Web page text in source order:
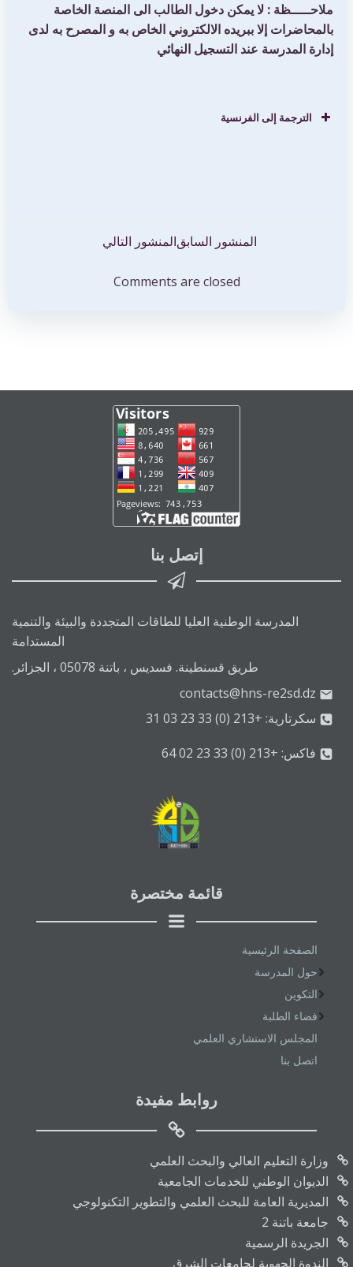
ملاحـــــظة : لا يمكن دخول الطالب الى المنصة الخاصة
بالمحاضرات إلا ببريده الالكتروني الخاص به و المصرح به لدى
إدارة المدرسة عند التسجيل النهائي
الترجمة إلى الفرنسية
المقالات
المنشور السابقتصفّح
المقالات
المنشور التالي
Comments are closed
إتصل بنا
المدرسة الوطنية العليا للطاقات المتجددة والبيئة والتنمية
المستدامة
طريق قسنطينة. فسديس ، باتنة 05078 ، الجزائر.
contacts@hns-re2sd.dz
سكرتارية: +213 (0) 33 23 03 31
فاكس: +213 (0) 33 23 02 64
قائمة مختصرة
الصفحة الرئيسية
حول المدرسة
التكوين
فضاء الطلبة
المجلس الاستشاري العلمي
اتصل بنا
روابط مفيدة
وزارة التعليم العالي والبحث العلمي
الديوان الوطني للخدمات الجامعية
المديرية العامة للبحث العلمي والتطوير التكنولوجي
جامعة باتنة 2
الجريدة الرسمية
الندوة الجهوية لجامعات الشرق